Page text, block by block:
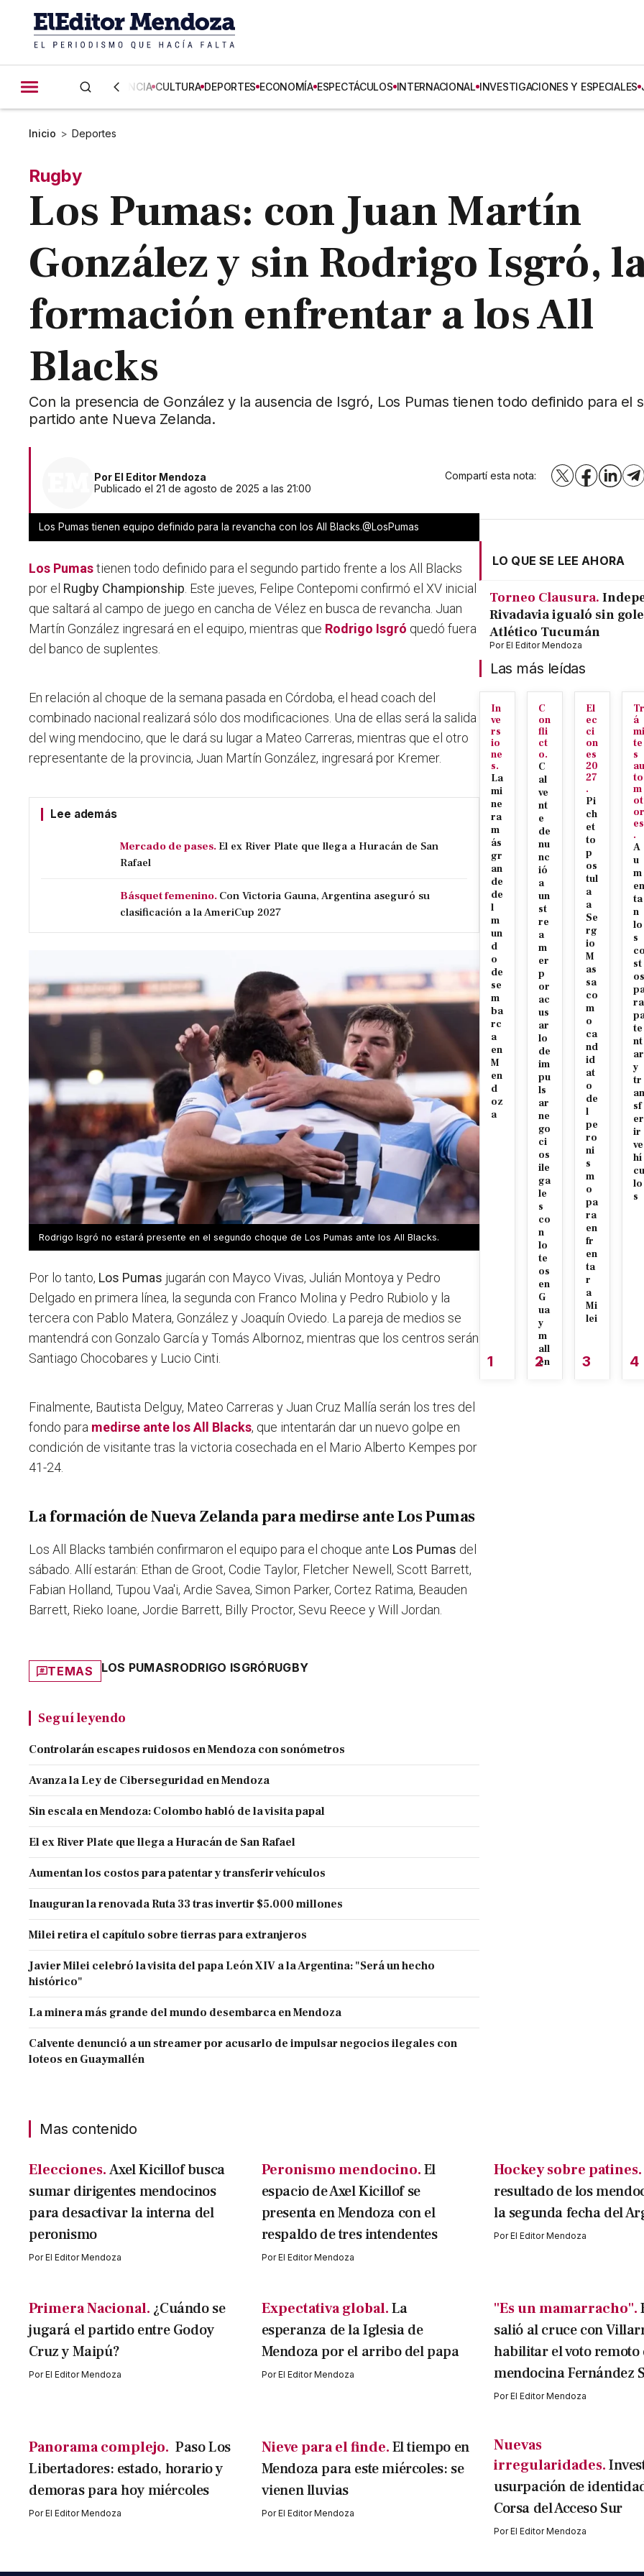
CIENCIA CULTURA DEPORTES ECONOMÍA ESPECTÁCULOS INTERNACIONAL INVESTIGACIONES Y ESPECIALES
Inicio > Deportes
Rugby
Los Pumas: con Juan Martín
González y sin Rodrigo Isgró,
formación enfrentar a los All
Blacks
Con la presencia de González y la ausencia de Isgró, Los Pumas tienen todo definido para el
partido ante Nueva Zelanda.
Por El Editor Mendoza
Publicado el 21 de agosto de 2025 a las 21:00
Compartí esta nota: X Facebook
Los Pumas tienen equipo definido para la revancha con los All Blacks.@LosPumas
Los Pumastienen todo definido para el segundo partido frente a los All Blacks
por el Rugby Championship . Este jueves, Felipe Contepomi confirmó el XV inicial
que saltará al campo de juego en cancha de Vélez en busca de revancha. Juan
Martín González ingresará en el equipo, mientras que Rodrigo Isgró quedó fuera
del banco de suplentes.
En relación al choque de la semana pasada en Córdoba, el head coach del
combinado nacional realizará sólo dos modificaciones. Una de ellas será la salida
del wing mendocino, que le dará su lugar a Mateo Carreras, mientras que el otro
representante de la provincia, Juan Martín González, ingresará por Kremer.
Lee además
Mercado de pases. El ex River Plate que llega a Huracán de San
Rafael
Básquet femenino. Con Victoria Gauna, Argentina aseguró su
clasificación a la AmeriCup 2027
Rodrigo Isgró no estará presente en el segundo choque de Los Pumas ante los All Blacks.
Por lo tanto, Los Pumas jugarán con Mayco Vivas, Julián Montoya y Pedro
Delgado en primera línea, la segunda con Franco Molina y Pedro Rubiolo y la
tercera con Pablo Matera, González y Joaquín Oviedo. La pareja de medios se
mantendrá con Gonzalo García y Tomás Albornoz, mientras que los centros serán
Santiago Chocobares y Lucio Cinti.
Finalmente, Bautista Delguy, Mateo Carreras y Juan Cruz Mallía serán los tres del
fondo para medirse ante los All Blacks, que intentarán dar un nuevo golpe en
condición de visitante tras la victoria cosechada en el Mario Alberto Kempes por
41-24.
La formación de Nueva Zelanda para medirse ante Los Pumas
Los All Blacks también confirmaron el equipo para el choque ante Los Pumas del
sábado. Allí estarán: Ethan de Groot, Codie Taylor, Fletcher Newell, Scott Barrett,
Fabian Holland, Tupou Vaa'i, Ardie Savea, Simon Parker, Cortez Ratima, Beauden
Barrett, Rieko Ioane, Jordie Barrett, Billy Proctor, Sevu Reece y Will Jordan.
TEMAS LOS PUMASRODRIGO ISGRÓRUGBY
Seguí leyendo
Controlarán escapes ruidosos en Mendoza con sonómetros
Avanza la Ley de Ciberseguridad en Mendoza
Sin escala en Mendoza: Colombo habló de la visita papal
El ex River Plate que llega a Huracán de San Rafael
Aumentan los costos para patentar y transferir vehículos
Inauguran la renovada Ruta 33 tras invertir $5.000 millones
Milei retira el capítulo sobre tierras para extranjeros
Javier Milei celebró la visita del papa León XIV a la Argentina: "Será un hecho
histórico"
La minera más grande del mundo desembarca en Mendoza
Calvente denunció a un streamer por acusarlo de impulsar negocios ilegales con
loteos en Guaymallén
LO QUE SE LEE AHORA
Torneo Clausura.
Rivadavia igualó sin
Atlético Tucumán
PorEl Editor Mendoza
Las más leídas
In
ve
rs
io
ne
s.
La
mi
ne
ra
m
ás
gr
an
de
de
l
m
un
d
o
de
se
m
ba
rc
a
en
M
en
d
oz
a
1
C
on
fli
ct
o.
C
al
ve
nt
e
de
nu
nc
ió
a
un
st
re
a
m
er
p
or
ac
us
ar
lo
de
im
pu
ls
ar
ne
go
ci
os
ile
ga
le
s
co
n
lo
te
os
en
G
ua
y
m
all
én
2
El
ec
ci
on
es
20
27
.
Pi
ch
et
to
p
os
tul
a
a
Se
rg
io
M
as
sa
co
m
o
ca
nd
id
at
o
de
l
pe
ro
ni
s
m
o
pa
ra
en
fr
en
ta
r
a
Mi
lei
3
Tr
á
mi
te
s
au
to
m
ot
or
es
.
A
u
m
en
ta
n
lo
s
co
st
os
ra
te
nt
ar
y
tr
an
sf
er
ir
ve
hí
cu
lo
s
4
Mas contenido
Elecciones. Axel Kicillof busca
sumar dirigentes mendocinos
para desactivar la interna del
peronismo
PorEl Editor Mendoza
Peronismo mendocino.El
espacio de Axel Kicillof se
presenta en Mendoza con el
respaldo de tres intendentes
PorEl Editor Mendoza
Hockey sobre patines.
resultado de los
la segunda fecha del
PorEl Editor Mendoza
Primera Nacional. ¿Cuándo se
jugará el partido entre Godoy
Cruz y Maipú?
PorEl Editor Mendoza
Expectativa global.La
esperanza de la Iglesia de
Mendoza por el arribo del papa
PorEl Editor Mendoza
"Es un mamarracho".
salió al cruce con
habilitar el voto remoto
mendocina Fernández
PorEl Editor Mendoza
Panorama complejo. Paso Los
Libertadores: estado, horario y
demoras para hoy miércoles
PorEl Editor Mendoza
Nieve para el finde.El tiempo en
Mendoza para este miércoles: se
vienen lluvias
PorEl Editor Mendoza
Nuevas
irregularidades.
usurpación de
Corsa del Acceso Sur
PorEl Editor Mendoza